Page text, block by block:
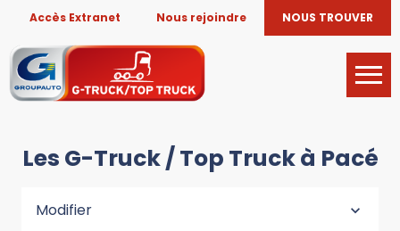
Accès Extranet Nous rejoindre NOUS TROUVER
Les G-Truck / Top Truck à Pacé
Modifier